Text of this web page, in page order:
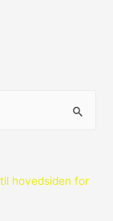
hovedsiden for